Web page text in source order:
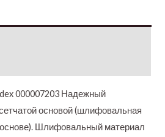
000007203 Надежный
основой (шлифовальная
Шлифовальный материал